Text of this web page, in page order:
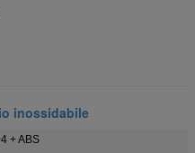
inossidabile
+ ABS